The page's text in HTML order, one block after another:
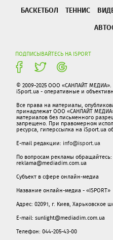
БАСКЕТБОЛ
ТЕННИС
ПОДПИСЫВАЙТЕСЬ НА ISPORT
© 2009-2025 ООО «САНЛАЙТ
iSport.ua - оперативные и
Все права на материалы,
принадлежат ООО «САНЛАЙТ
материалов без письменного
запрещено. При правомерном
ресурса, гиперссылка на iSport.ua
E-mail редакции: info@isport.ua
По вопросам рекламы обращайтесь:
reklama@mediadim.com.ua
Субъект в сфере онлайн-медиа
Название онлайн-медиа - «ISPORT»
Адрес: 02091, г. Киев, Харьковское
E-mail: sunlight@mediadim.com.ua
Телефон: 044-205-43-00